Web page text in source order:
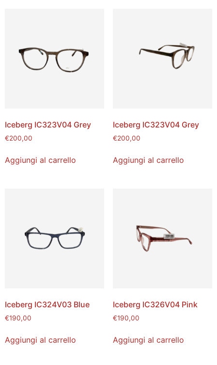
Iceberg IC323V04 Grey
€200,00
Aggiungi al carrello
Iceberg IC323V04 Grey
€200,00
Aggiungi al carrello
Iceberg IC324V03 Blue
€190,00
Aggiungi al carrello
Iceberg IC326V04 Pink
€190,00
Aggiungi al carrello